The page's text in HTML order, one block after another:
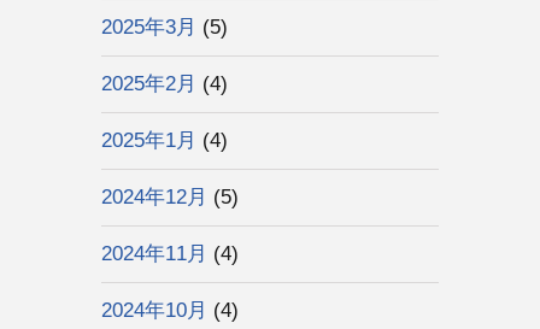
2025年3月 (5)
2025年2月 (4)
2025年1月 (4)
2024年12月 (5)
2024年11月 (4)
2024年10月 (4)